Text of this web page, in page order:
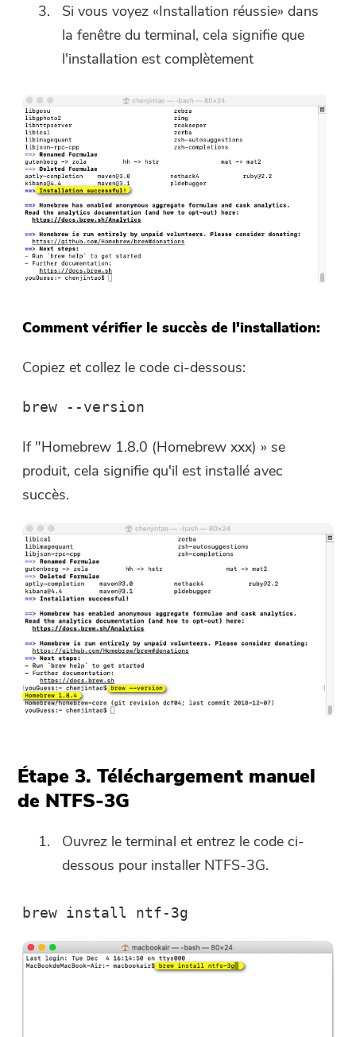
Si vous voyez «Installation réussie» dans
la fenêtre du terminal, cela signifie que
l'installation est complètement
Comment vérifier le succès de l'installation:
Copiez et collez le code ci-dessous:
brew --version
If "Homebrew 1.8.0 (Homebrew xxx) » se
produit, cela signifie qu'il est installé avec
succès.
Étape 3. Téléchargement manuel
de NTFS-3G
Ouvrez le terminal et entrez le code ci-
dessous pour installer NTFS-3G.
brew install ntf-3g